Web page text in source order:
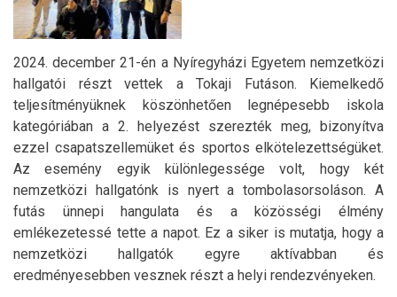
2024. december 21-én a Nyíregyházi Egyetem nemzetközi
hallgatói részt vettek a Tokaji Futáson. Kiemelkedő
teljesítményüknek köszönhetően legnépesebb iskola
kategóriában a 2. helyezést szerezték meg, bizonyítva
ezzel csapatszellemüket és sportos elkötelezettségüket.
Az esemény egyik különlegessége volt, hogy két
nemzetközi hallgatónk is nyert a tombolasorsoláson. A
futás ünnepi hangulata és a közösségi élmény
emlékezetessé tette a napot. Ez a siker is mutatja, hogy a
nemzetközi hallgatók egyre aktívabban és
eredményesebben vesznek részt a helyi rendezvényeken.